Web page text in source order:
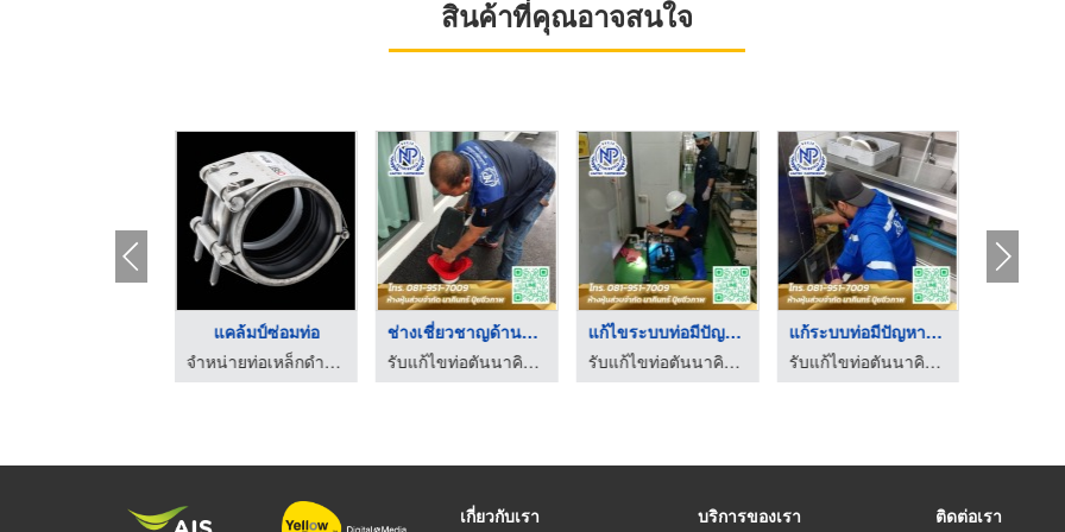
สินค้าที่คุณอาจสนใจ
แคล้มป์ซ่อมท่อ
จำหน่ายท่อเหล็กดำ ท่อ PPR รามอินทรา
ช่างเชี่ยวชาญด้านการ ...
รับแก้ไขท่อตันนาคินทร์ เชียงใหม่
แก้ไขระบบท่อมีปัญหา ...
รับแก้ไขท่อตันนาคินทร์ เชียงใหม่
แก้ระบบท่อมีปัญหาจาก ...
รับแก้ไขท่อตันนาคินทร์ เชียงใหม่
เกี่ยวกับเรา บริการของเรา ติดต่อเรา